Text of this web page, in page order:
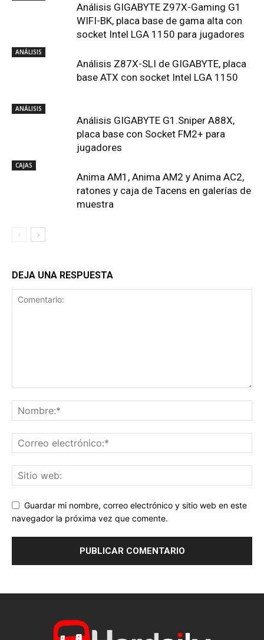
Análisis GIGABYTE Z97X-Gaming G1
WIFI-BK, placa base de gama alta con
socket Intel LGA 1150 para jugadores
ANÁLISIS
Análisis Z87X-SLI de GIGABYTE, placa
base ATX con socket Intel LGA 1150
ANÁLISIS
Análisis GIGABYTE G1.Sniper A88X,
placa base con Socket FM2+ para
jugadores
CAJAS
Anima AM1, Anima AM2 y Anima AC2,
ratones y caja de Tacens en galerías de
muestra
DEJA UNA RESPUESTA
Guardar mi nombre, correo electrónico y sitio web en este
navegador la próxima vez que comente.